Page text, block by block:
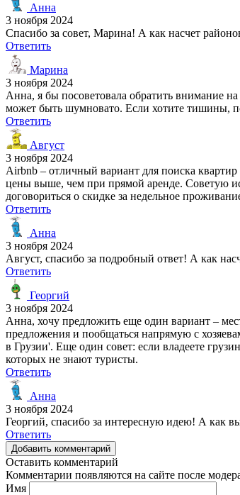
Анна
3 ноября 2024
Спасибо за совет, Марина! А как насчет
Ответить
Марина
3 ноября 2024
Анна, я бы посоветовала обратить внимание
может быть шумновато. Если хотите тишины,
Ответить
Август
3 ноября 2024
Airbnb – отличный вариант для поиска
цены выше, чем при прямой аренде. Советую
договориться о скидке за недельное
Ответить
Анна
3 ноября 2024
Август, спасибо за подробный ответ! А как
Ответить
Георгий
3 ноября 2024
Анна, хочу предложить еще один вариант –
предложения и пообщаться напрямую с
в Грузии'. Еще один совет: если владеете
которых не знают туристы.
Ответить
Анна
3 ноября 2024
Георгий, спасибо за интересную идею! А как
Ответить
Добавить комментарий
Оставить комментарий
Комментарии появляются на сайте после
Имя